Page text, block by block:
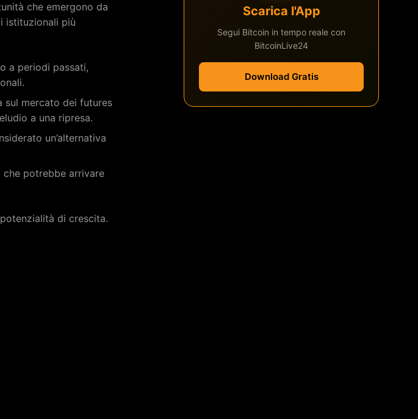
che emergono da
istituzionali più
a periodi passati,
sul mercato dei futures
a una ripresa.
un’alternativa
che potrebbe arrivare
di crescita.
Scarica l'App
Segui Bitcoin in tempo reale con
BitcoinLive24
Download Gratis